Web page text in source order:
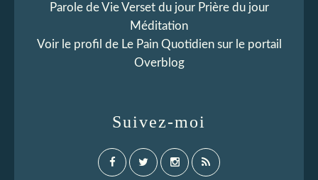
Parole de Vie Verset du jour Prière du jour
Méditation
Voir le profil de Le Pain Quotidiensur le portail
Overblog
Suivez-moi